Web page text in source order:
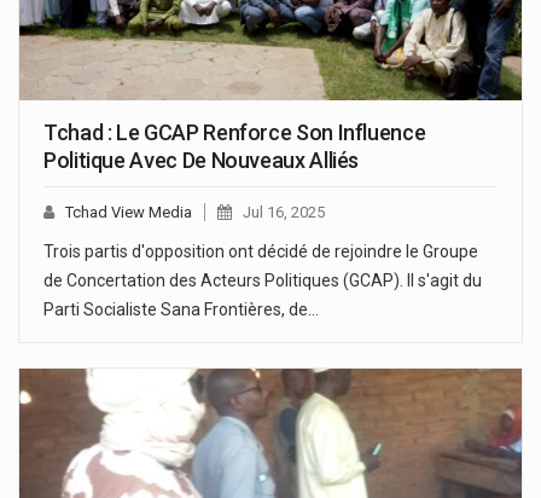
Tchad : Le GCAP Renforce Son Influence
Politique Avec De Nouveaux Alliés
Tchad View Media Jul 16, 2025
Trois partis d'opposition ont décidé de rejoindre le Groupe
de Concertation des Acteurs Politiques (GCAP). Il s'agit du
Parti Socialiste Sana Frontières, de…